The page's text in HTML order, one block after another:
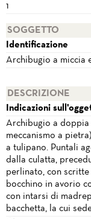
1
SOGGETTO
Identificazione
Archibugio a miccia
DESCRIZIONE
Indicazioni
Archibugio a doppia
meccanismo a
a tulipano. Puntali
dalla culatta,
perlinato, con scritte
bocchino in avorio
con intarsi di
bacchetta, la cui